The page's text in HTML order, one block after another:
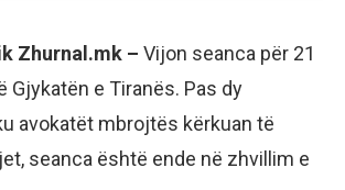
Zhurnal.mk – Vijon seanca për 21
Gjykatën e Tiranës. Pas dy
avokatët mbrojtës kërkuan të
seanca është ende në zhvillim e